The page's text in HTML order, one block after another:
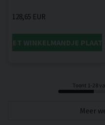
128,65 EUR
HET WINKELMANDJE
Toont 1-28
Meer